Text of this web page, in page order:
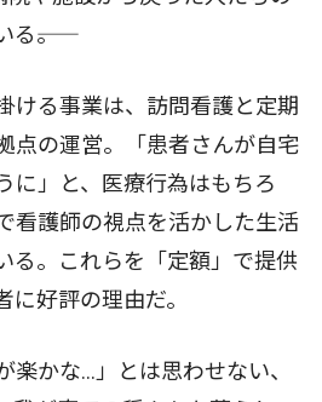
――。
ける事業は、訪問看護と定期
点の運営。「患者さんが自宅
に」と、医療行為はもちろ
看護師の視点を活かした生活
る。これらを「定額」で提供
に好評の理由だ。
かな…」とは思わせない、